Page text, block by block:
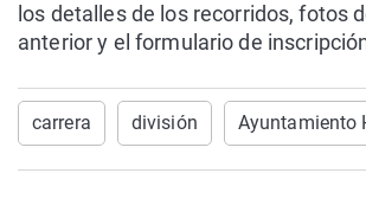
los detalles de los recorridos, fotos
anterior y el formulario de
carrera división Ayuntamiento